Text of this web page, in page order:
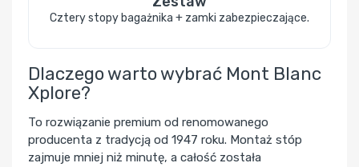
Cztery stopy bagażnika + zamki zabezpieczające.
Dlaczego warto wybrać Mont Blanc
Xplore?
To rozwiązanie premium od renomowanego
producenta z tradycją od 1947 roku. Montaż stóp
zajmuje mniej niż minutę, a całość została